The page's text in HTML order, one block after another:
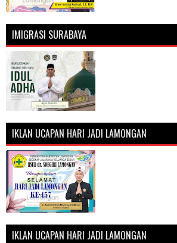
IMIGRASI SURABAYA
IKLAN UCAPAN HARI JADI LAMONGAN
IKLAN UCAPAN HARI JADI LAMONGAN